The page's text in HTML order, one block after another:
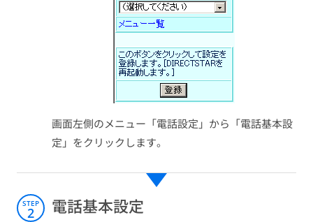
画面左側のメニュー「電話設定」から「電話基本設
定」をクリックします。
STEP
2 電話基本設定